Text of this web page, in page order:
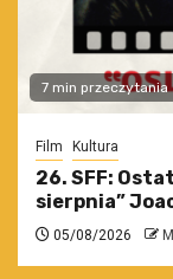
7 min przeczytania
Film Kultura
26. SFF:
sierpnia”
05/08/2026